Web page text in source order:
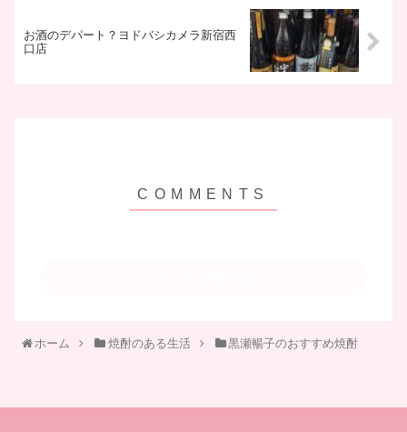
お酒のデパート？ヨドバシカメラ新宿西
口店
ホーム 焼酎のある生活 黒瀬暢子のおすすめ焼酎